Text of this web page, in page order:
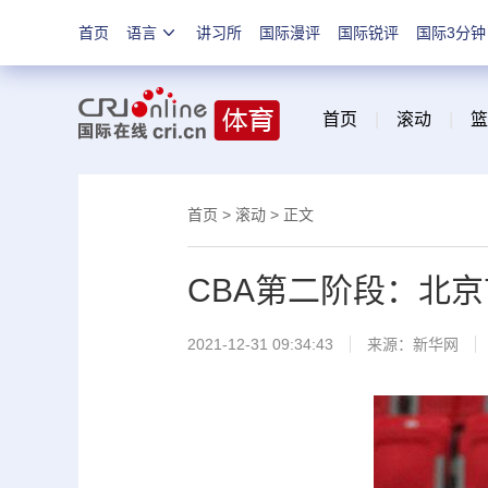
首页 语言 讲习所 国际漫评 国际锐评 国际3分钟
首页 滚动
首页 > 滚动 > 正文
CBA第二阶段：北
2021-12-31 09:34:43 来源： 新华网